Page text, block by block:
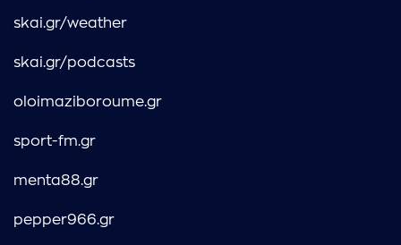
skai.gr/weather
skai.gr/podcasts
oloimaziboroume.gr
sport-fm.gr
menta88.gr
pepper966.gr